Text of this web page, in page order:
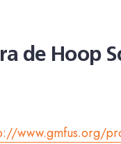
de Hoop
www.gmfus.org/